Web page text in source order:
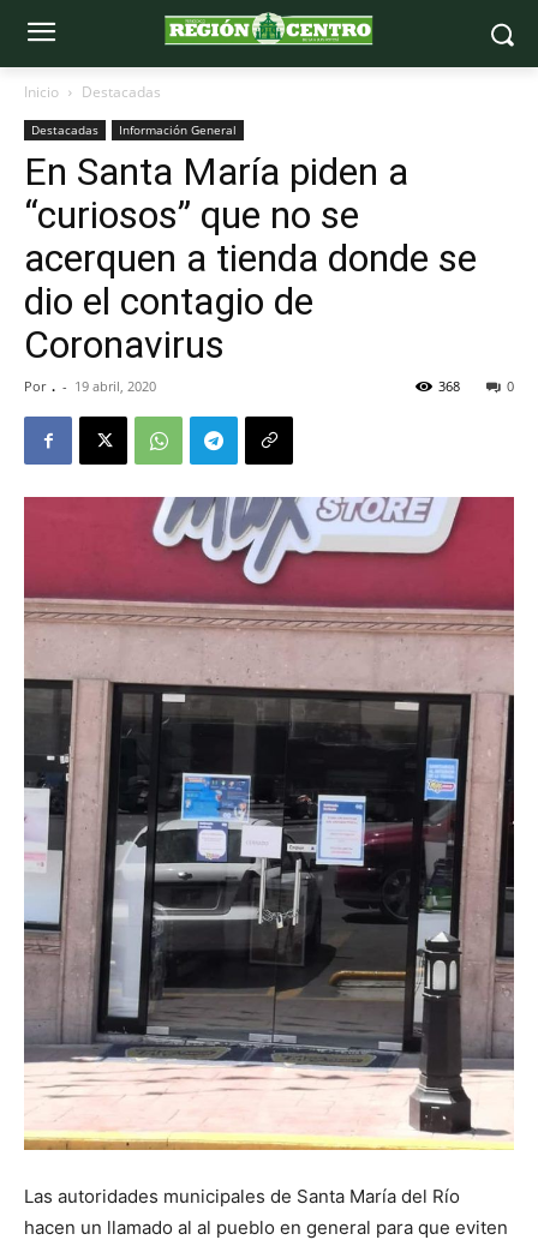
Inicio Destacadas
Destacadas Información General
En Santa María piden a
“curiosos” que no se
acerquen a tienda donde se
dio el contagio de
Coronavirus
Por . - 19 abril, 2020 0
368
Las autoridades municipales de Santa María del Río
hacen un llamado al al pueblo en general para que eviten